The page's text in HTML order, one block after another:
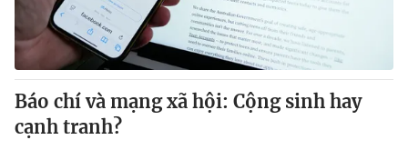
Báo chí và mạng xã hội: Cộng sinh hay
cạnh tranh?